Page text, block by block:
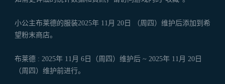
小公主布莱德的服装2025年 11月 20日 （周四）维护后添加到希
望粉末商店。
布莱德 : 2025年 11月 6日（周四）维护后 ~ 2025年 11月 20日
（周四）维护前进行。